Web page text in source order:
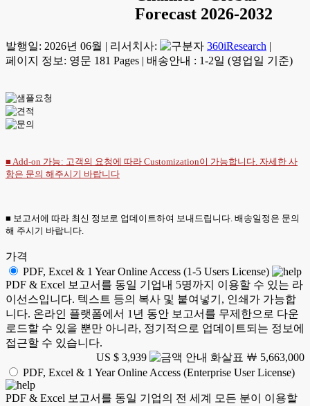
Forecast 2026-2032
발행일: 2026년 06월 | 리서치사: 360iResearch |
페이지 정보: 영문 181 Pages | 배송안내 : 1-2일 (영업일 기준)
■ Add-on 가능: 고객의 요청에 따라 Customization이 가능합니다. 자세한 사
항은 문의 해주시기 바랍니다
■ 보고서에 따라 최신 정보로 업데이트하여 보내드립니다. 배송일정은 문의
해 주시기 바랍니다.
가격
PDF, Excel & 1 Year Online Access (1-5 Users License)
PDF & Excel 보고서를 동일 기업내 5명까지 이용할 수 있는 라
이선스입니다. 텍스트 등의 복사 및 붙여넣기, 인쇄가 가능합
니다. 온라인 플랫폼에서 1년 동안 보고서를 무제한으로 다운
로드할 수 있을 뿐만 아니라, 정기적으로 업데이트되는 정보에
접근할 수 있습니다.
US $ 3,939
￦ 5,663,000
PDF, Excel & 1 Year Online Access (Enterprise User License)
PDF & Excel 보고서를 동일 기업의 전 세계 모든 분이 이용할